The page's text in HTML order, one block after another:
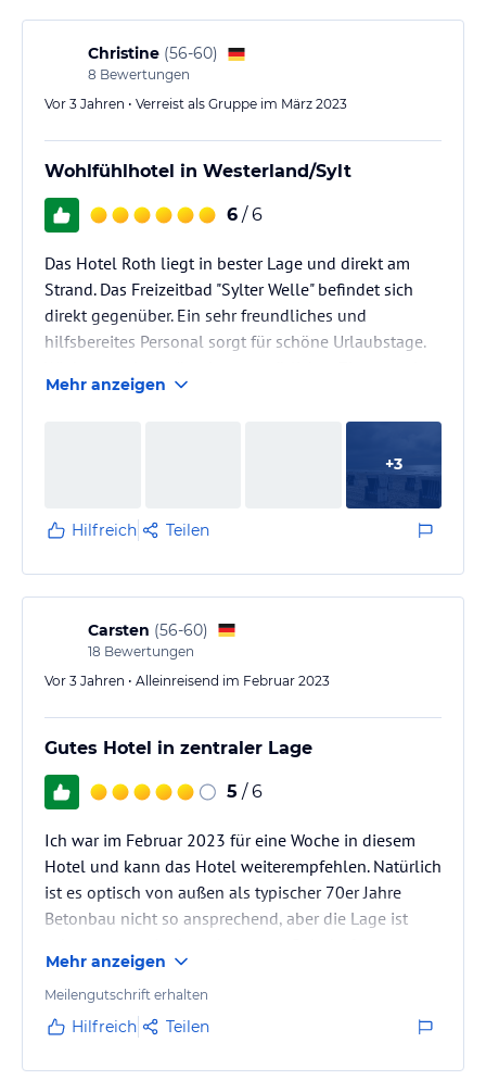
Christine (56-60)
8 Bewertungen
Vor 3 Jahren • Verreist als Gruppe im März 2023
Wohlfühlhotel in Westerland/Sylt
6 / 6
Das Hotel Roth liegt in bester Lage und direkt am
Strand. Das Freizeitbad "Sylter Welle" befindet sich
direkt gegenüber. Ein sehr freundliches und
hilfsbereites Personal sorgt für schöne Urlaubstage.
schönem Bad, großem Balkon und direkten
Mehr anzeigen
+3
Hilfreich Teilen
Carsten (56-60)
18 Bewertungen
Vor 3 Jahren • Alleinreisend im Februar 2023
Gutes Hotel in zentraler Lage
5 / 6
Ich war im Februar 2023 für eine Woche in diesem
Hotel und kann das Hotel weiterempfehlen. Natürlich
ist es optisch von außen als typischer 70er Jahre
Betonbau nicht so ansprechend, aber die Lage ist
erreichbar. Die Einrichtung Innen ist modern gehalten
und man spürt, dass das Hotel alle Installationen
"up-to-date" hält, also von 70er Jahre Charme innen
gegenüber und die Zimmer mit Meerblick sind
Mehr anzeigen
Meilengutschrift erhalten
Hilfreich Teilen